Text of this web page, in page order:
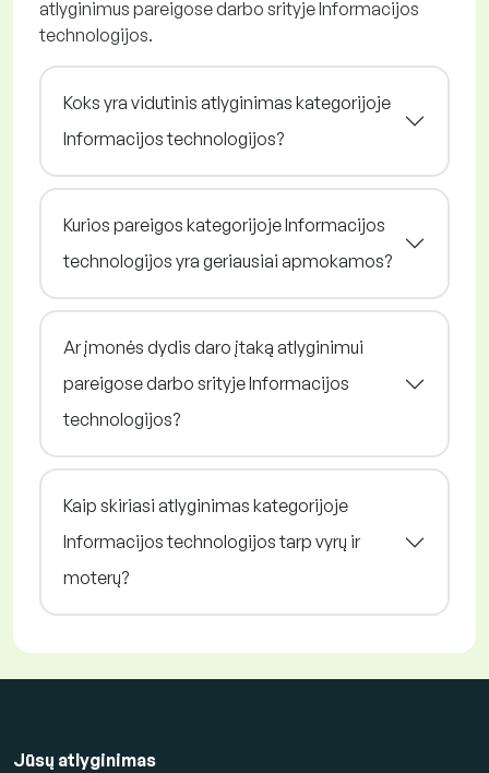
atlyginimus pareigose darbo srityje Informacijos
technologijos.
Koks yra vidutinis atlyginimas kategorijoje
Informacijos technologijos?
Kurios pareigos kategorijoje Informacijos
technologijos yra geriausiai apmokamos?
Ar įmonės dydis daro įtaką atlyginimui
pareigose darbo srityje Informacijos
technologijos?
Kaip skiriasi atlyginimas kategorijoje
Informacijos technologijos tarp vyrų ir
moterų?
Jūsų atlyginimas